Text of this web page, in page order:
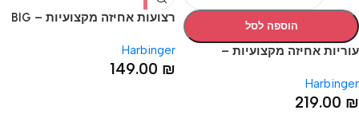
הוספה לסל
עוריות אחיזה מקצועיות –
Harbinger
219.00 ₪
רצועות אחיזה מקצועיות – BIG
Harbinger
149.00 ₪